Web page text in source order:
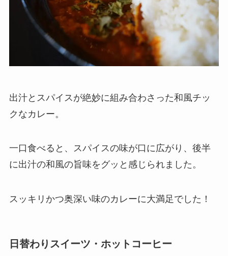
出汁とスパイスが絶妙に組み合わさった和風チッ
クなカレー。
一口食べると、スパイスの味が口に広がり、後半
に出汁の和風の旨味をグッと感じられました。
スッキリかつ奥深い味のカレーに大満足でした！
日替わりスイーツ・ホットコーヒー